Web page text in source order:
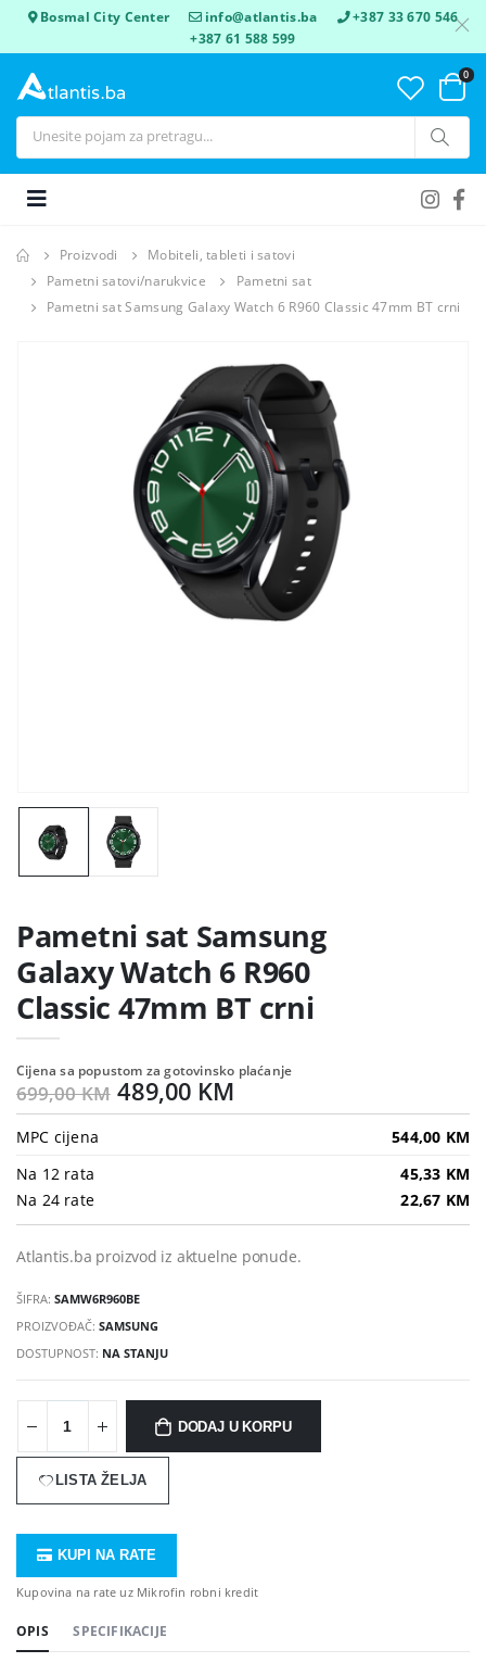
Bosmal City Center info@atlantis.ba
+387 33 670 546
+387 61 588 599
0
Proizvodi
Mobiteli, tableti i satovi
Pametni satovi/narukvice
Pametni sat
Pametni sat Samsung Galaxy Watch 6 R960 Classic 47mm BT crni
Pametni sat Samsung
Galaxy Watch 6 R960
Classic 47mm BT crni
Cijena sa popustom za gotovinsko plaćanje
699,00 KM 489,00 KM
MPC cijena
544,00 KM
Na 12 rata
45,33 KM
Na 24 rate
22,67 KM
Atlantis.ba proizvod iz aktuelne ponude.
ŠIFRA:SAMW6R960BE
PROIZVOĐAČ:SAMSUNG
DOSTUPNOST: NA STANJU
DODAJ U KORPU
LISTA ŽELJA
KUPI NA RATE
Kupovina na rate uz Mikrofin robni kredit
OPIS SPECIFIKACIJE